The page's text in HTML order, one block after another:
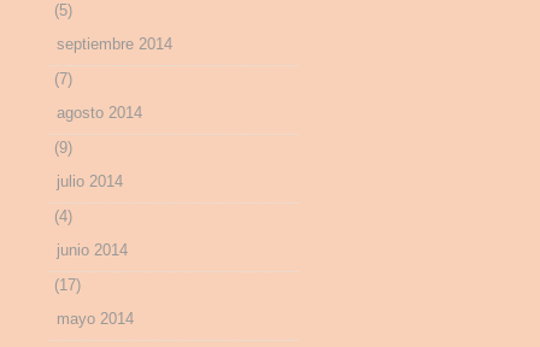
(5)
septiembre 2014
(7)
agosto 2014
(9)
julio 2014
(4)
junio 2014
(17)
mayo 2014